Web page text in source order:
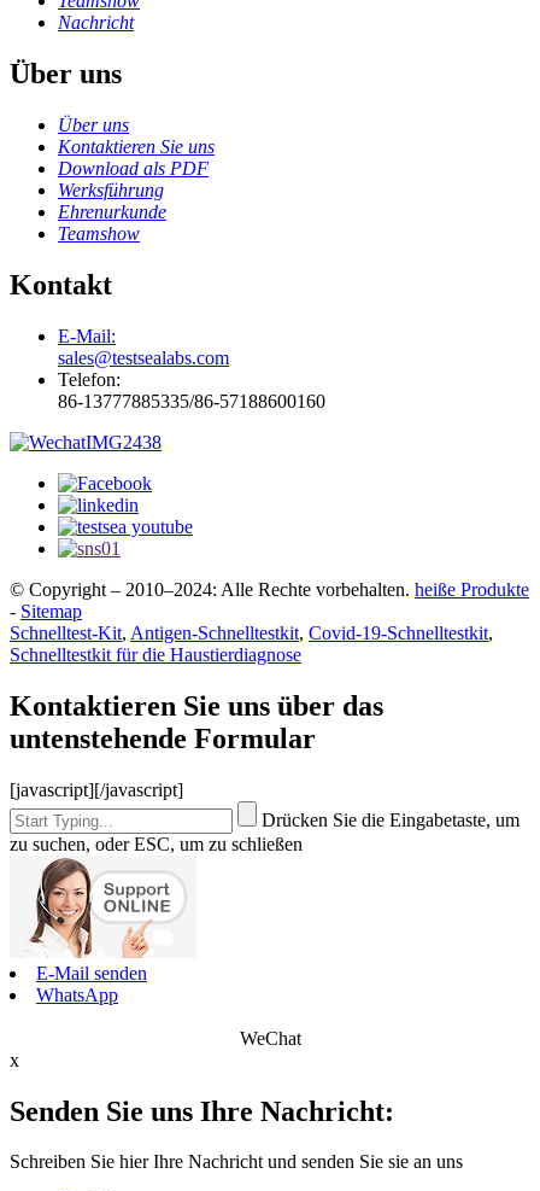
Nachricht
Über uns
Über uns
Kontaktieren Sie uns
Download als PDF
Werksführung
Ehrenurkunde
Teamshow
Kontakt
E-Mail:
sales@testsealabs.com
Telefon:
86-13777885335/86-57188600160
© Copyright – 2010–2024: Alle Rechte vorbehalten. heiße Produkte
- Sitemap
Schnelltest-Kit, Antigen-Schnelltestkit, Covid-19-Schnelltestkit,
Schnelltestkit für die Haustierdiagnose
Kontaktieren Sie uns über das
untenstehende Formular
[javascript][/javascript]
Drücken Sie die Eingabetaste, um
zu suchen, oder ESC, um zu schließen
E-Mail senden
WhatsApp
WeChat
x
Senden Sie uns Ihre Nachricht:
Schreiben Sie hier Ihre Nachricht und senden Sie sie an uns